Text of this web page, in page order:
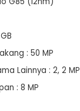
: 50 MP
Lainnya : 2, 2 MP
: 8 MP